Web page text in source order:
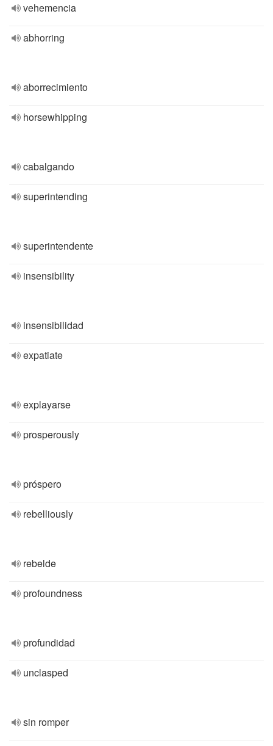
vehemencia
abhorring
aborrecimiento
horsewhipping
cabalgando
superintending
superintendente
insensibility
insensibilidad
expatiate
explayarse
prosperously
próspero
rebelliously
rebelde
profoundness
profundidad
unclasped
sin romper